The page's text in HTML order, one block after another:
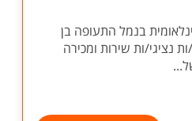
בנמל התעופה בן
3), דרושים/ות נציגי/ות שירות ומכירה